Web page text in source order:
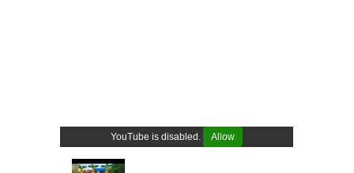
YouTube is disabled. Allow